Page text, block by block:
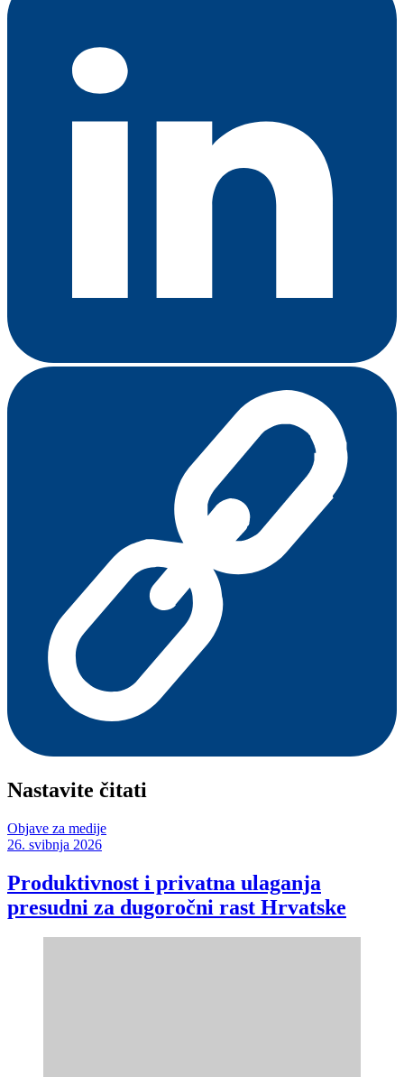
Nastavite čitati
Objave za medije
26. svibnja 2026
Produktivnost i privatna ulaganja
presudni za dugoročni rast Hrvatske